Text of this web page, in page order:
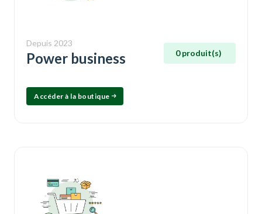
Depuis 2023
Power business 0 produit(s)
Accéder à la boutique